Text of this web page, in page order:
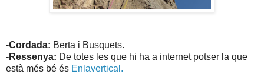
-Cordada: Berta i Busquets.
-Ressenya: De totes les que hi ha a internet potser la que
està més bé és Enlavertical.